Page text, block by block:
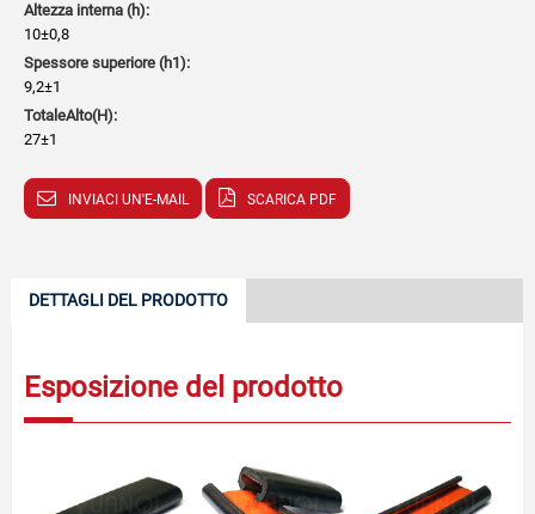
Altezza interna (h):
10±0,8
Spessore superiore (h1):
9,2±1
TotaleAlto(H):
27±1
INVIACI UN'E-MAIL SCARICA PDF
DETTAGLI DEL PRODOTTO
Esposizione del prodotto